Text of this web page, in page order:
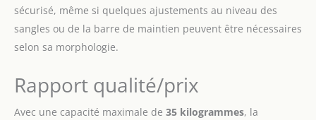
amovible qui est facile à
nettoyer et mettre
compléntaire est utilisée
au lier de ce platea
sécurisé, même si quelques ajustements au niveau des
sangles ou de la barre de maintien peuvent être nécessaires
selon sa morphologie.
Rapport qualité/prix
Avec une capacité maximale de 35 kilogrammes, la